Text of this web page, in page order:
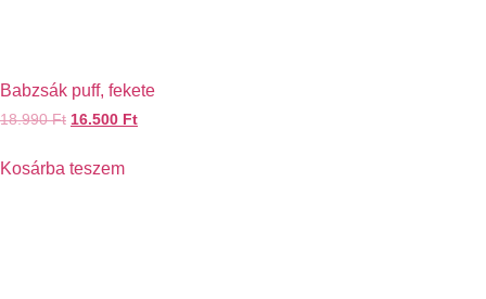
Babzsák puff, fekete
18.990Ft 16.500 Ft
Kosárba teszem